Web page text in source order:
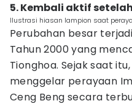
5. Kembali aktif
Ilustrasi hiasan lampion saat
Perubahan besar
Tahun 2000 yang
Tionghoa. Sejak saat
menggelar perayaan
Ceng Beng secara